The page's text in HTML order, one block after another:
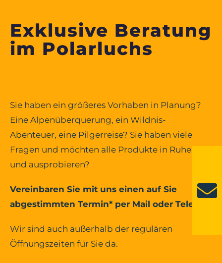
Exklusive Beratung
im Polarluchs
Sie haben ein größeres Vorhaben in Planung?
Eine Alpenüberquerung, ein Wildnis-
Abenteuer, eine Pilgerreise? Sie haben viele
Fragen und möchten alle Produkte in Ruhe an-
und ausprobieren?
Vereinbaren Sie mit uns einen auf Sie
abgestimmten Termin* per Mail oder Telefon.
Wir sind auch außerhalb der regulären
Öffnungszeiten für Sie da.